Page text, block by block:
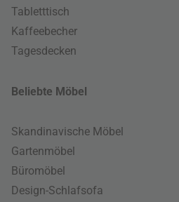
Tabletttisch
Kaffeebecher
Tagesdecken
Beliebte Möbel
Skandinavische Möbel
Gartenmöbel
Büromöbel
Design-Schlafsofa